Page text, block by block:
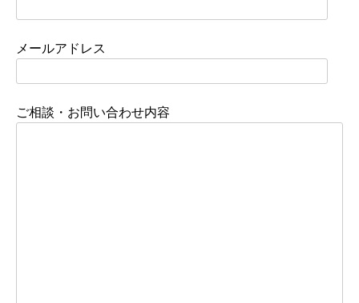
メールアドレス
ご相談・お問い合わせ内容